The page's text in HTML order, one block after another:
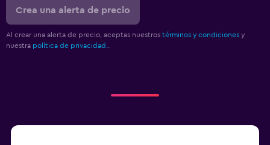
Crea una alerta de precio
Al crear una alerta de precio, aceptas nuestros términos y condiciones y
nuestra política de privacidad.